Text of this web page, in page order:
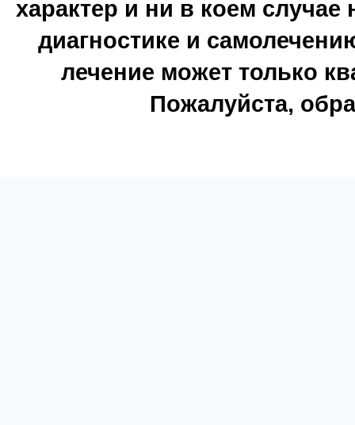
характер и ни в коем
диагностике и
лечение может только
Пожалуйста,